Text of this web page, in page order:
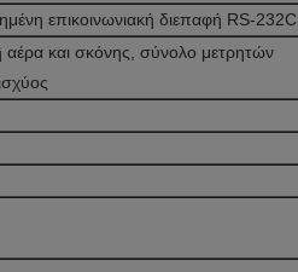
επικοινωνιακή διεπαφή RS-232C.
αέρα και σκόνης, σύνολο μετρητών